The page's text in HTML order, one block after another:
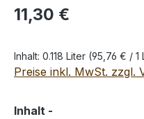
Regulärer Preis:
11,30 €
Inhalt: 0.118 Liter (95,76 € / 1
Preise inkl. MwSt. zzgl.
Inhalt -